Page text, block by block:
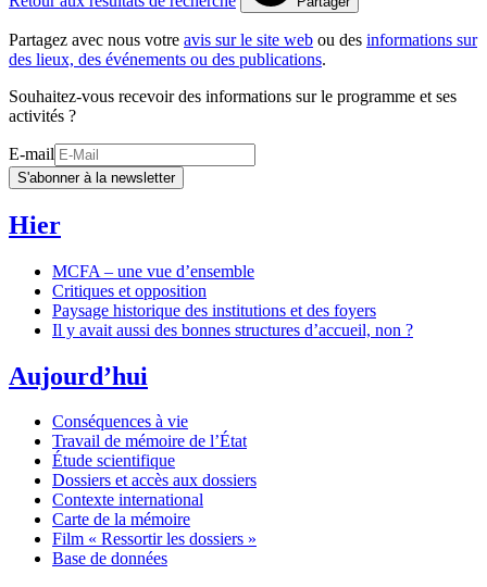
Partagez avec nous votre avis sur le site web ou des informations sur
des lieux, des événements ou des publications.
Souhaitez-vous recevoir des informations sur le programme et ses
activités ?
E-mail
S'abonner à la newsletter
Hier
MCFA – une vue d’ensemble
Critiques et opposition
Paysage historique des institutions et des foyers
Il y avait aussi des bonnes structures d’accueil, non ?
Aujourd’hui
Conséquences à vie
Travail de mémoire de l’État
Étude scientifique
Dossiers et accès aux dossiers
Contexte international
Carte de la mémoire
Film « Ressortir les dossiers »
Base de données